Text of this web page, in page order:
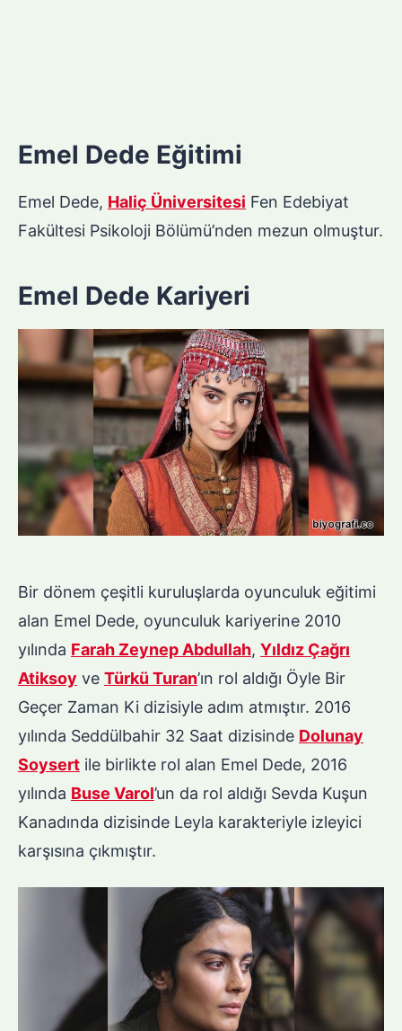
Emel Dede Eğitimi
Emel Dede, Haliç Üniversitesi Fen Edebiyat
Fakültesi Psikoloji Bölümü’nden mezun olmuştur.
Emel Dede Kariyeri
Bir dönem çeşitli kuruluşlarda oyunculuk eğitimi
alan Emel Dede, oyunculuk kariyerine 2010
yılında Farah Zeynep Abdullah, Yıldız Çağrı
Atiksoy ve Türkü Turan’ın rol aldığı Öyle Bir
Geçer Zaman Ki dizisiyle adım atmıştır. 2016
yılında Seddülbahir 32 Saat dizisinde Dolunay
Soysert ile birlikte rol alan Emel Dede, 2016
yılında Buse Varol’un da rol aldığı Sevda Kuşun
Kanadında dizisinde Leyla karakteriyle izleyici
karşısına çıkmıştır.